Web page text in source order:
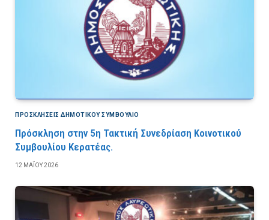
ΠΡΟΣΚΛΉΣΕΙΣ ΔΗΜΟΤΙΚΟΎ ΣΥΜΒΟΎΛΙΟ
Πρόσκληση στην 5η Τακτική Συνεδρίαση Κοινοτικού
Συμβουλίου Κερατέας.
12 ΜΑΪ́ΟΥ 2026